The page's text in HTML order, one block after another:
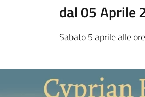
dal 05 Aprile
Sabato 5 aprile alle